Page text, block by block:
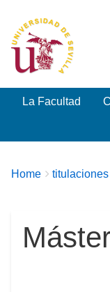
La Facultad
You
Home titulaciones